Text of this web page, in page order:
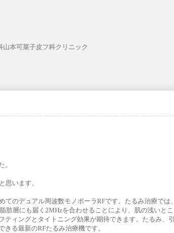
本可菜子皮フ科クリニック
。
思います。
のデュアル周波数モノポーラRFです。たるみ治療では、
肪層にも届く2MHzを合わせることにより、肌の浅いとこ
ィングとタイトニング効果が期待できます。たるみ、引
る最新のRFたるみ治療機です。